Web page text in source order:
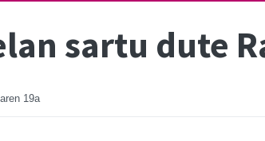
sartu dute
19a